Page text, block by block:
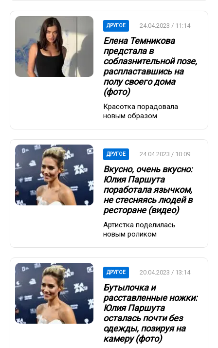
ДРУГОЕ 24.04.2023 / 11:14
Елена Темникова
предстала в
соблазнительной позе,
распластавшись на
полу своего дома
(фото)
Красотка порадовала
новым образом
ДРУГОЕ 24.04.2023 / 10:09
Вкусно, очень вкусно:
Юлия Паршута
поработала язычком,
не стесняясь людей в
ресторане (видео)
Артистка поделилась
новым роликом
ДРУГОЕ 20.04.2023 / 13:14
Бутылочка и
расставленные ножки:
Юлия Паршута
осталась почти без
одежды, позируя на
камеру (фото)